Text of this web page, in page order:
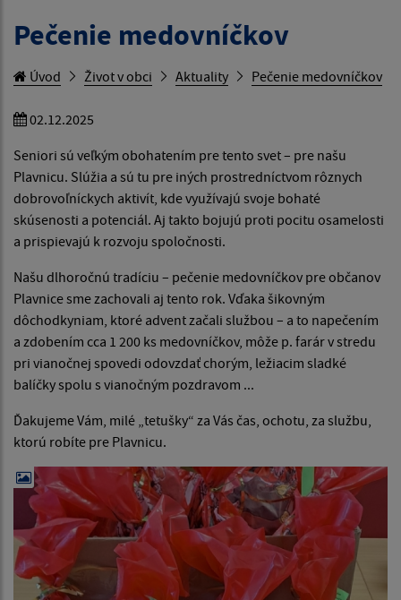
Pečenie medovníčkov
Úvod Život v obci Aktuality Pečenie medovníčkov
02.12.2025
Seniori sú veľkým obohatením pre tento svet – pre našu
Plavnicu. Slúžia a sú tu pre iných prostredníctvom rôznych
dobrovoľníckych aktivít, kde využívajú svoje bohaté
skúsenosti a potenciál. Aj takto bojujú proti pocitu osamelosti
a prispievajú k rozvoju spoločnosti.
Našu dlhoročnú tradíciu – pečenie medovníčkov pre občanov
Plavnice sme zachovali aj tento rok. Vďaka šikovným
dôchodkyniam, ktoré advent začali službou – a to napečením
a zdobením cca 1 200 ks medovníčkov, môže p. farár v stredu
pri vianočnej spovedi odovzdať chorým, ležiacim sladké
balíčky spolu s vianočným pozdravom ...
Ďakujeme Vám, milé „tetušky“ za Vás čas, ochotu, za službu,
ktorú robíte pre Plavnicu.